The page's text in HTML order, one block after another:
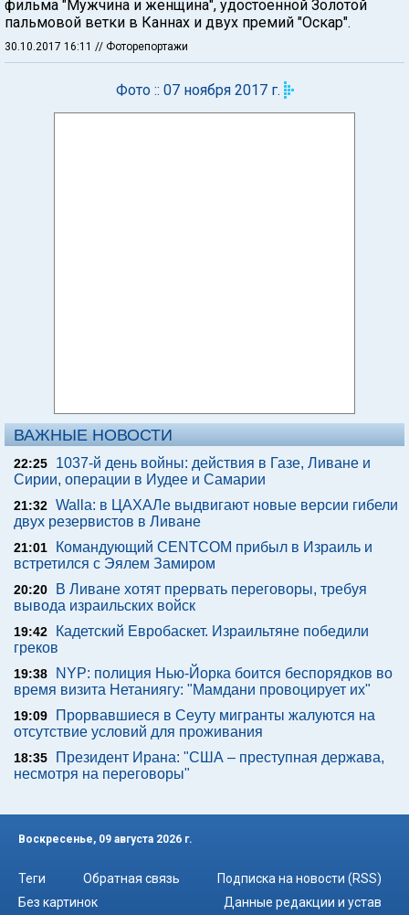
фильма "Мужчина и женщина", удостоенной Золотой
пальмовой ветки в Каннах и двух премий "Оскар".
30.10.2017 16:11 // Фоторепортажи
Фото :: 07 ноября 2017 г.
ВАЖНЫЕ НОВОСТИ
22:25
1037-й день войны: действия в Газе, Ливане и
Сирии, операции в Иудее и Самарии
21:32 Walla: в ЦАХАЛе выдвигают новые версии гибели
двух резервистов в Ливане
21:01
Командующий CENTCOM прибыл в Израиль и
встретился с Эялем Замиром
20:20
В Ливане хотят прервать переговоры, требуя
вывода израильских войск
19:42
Кадетский Евробаскет. Израильтяне победили
греков
19:38
NYP: полиция Нью-Йорка боится беспорядков во
время визита Нетаниягу: "Мамдани провоцирует их"
19:09
Прорвавшиеся в Сеуту мигранты жалуются на
отсутствие условий для проживания
18:35
Президент Ирана: "США – преступная держава,
несмотря на переговоры"
Воскресенье, 09 августа 2026 г.
Теги Обратная связь
Подписка на новости (RSS)
Без картинок
Данные редакции и устав